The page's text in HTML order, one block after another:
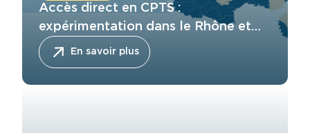
Accès direct en CPTS :
expérimentation dans le Rhône et
l’IsèreEn savoir plus